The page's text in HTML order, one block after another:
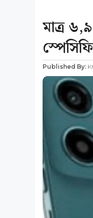
মাত্র
Published By: